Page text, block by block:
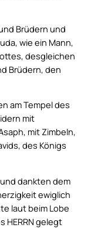
Brüdern und
wie ein Mann,
desgleichen
Brüdern, den
am Tempel des
mit
mit Zimbeln,
des Königs
dankten dem
ewiglich
laut beim Lobe
HERRN gelegt